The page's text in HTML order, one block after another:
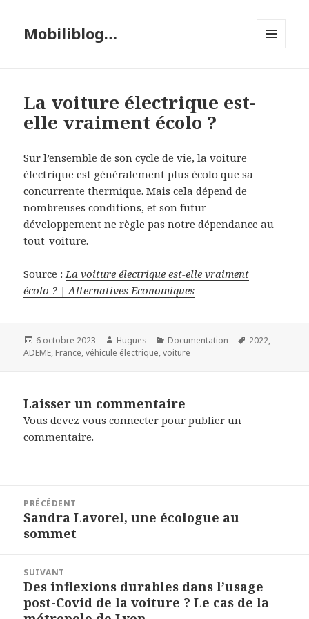
Mobiliblog…
La voiture électrique est-
elle vraiment écolo ?
Sur l’ensemble de son cycle de vie, la voiture
électrique est généralement plus écolo que sa
concurrente thermique. Mais cela dépend de
nombreuses conditions, et son futur
développement ne règle pas notre dépendance au
tout-voiture.
Source :La voiture électrique est-elle vraiment
écolo ? | Alternatives Economiques
Publié
le
6 octobre 2023 Auteur
Hugues Catégories
Documentation
Mots-
2022,
ADEME, France,véhicule électrique,voiture
Laisser un commentaire
Vous devezvous connecter pour publier un
commentaire.
l’article
PRÉCÉDENT
Article
précédent :
Sandra Lavorel, une écologue au
sommet
SUIVANT
Article
suivant :
Des inflexions durables dans l’usage
post-Covid de la voiture ? Le cas de la